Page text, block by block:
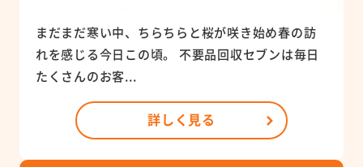
まだまだ寒い中、ちらちらと桜が咲き始め春の訪
れを感じる今日この頃。 不要品回収セブンは毎日
たくさんのお客...
詳しく見る